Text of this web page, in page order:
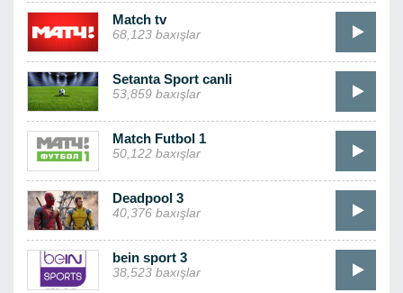
Match tv
68,123 baxışlar
Setanta Sport canli
53,859 baxışlar
Match Futbol 1
50,122 baxışlar
Deadpool 3
40,376 baxışlar
bein sport 3
38,523 baxışlar